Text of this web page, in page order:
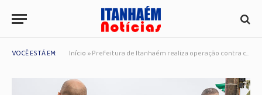
VOCÊ ESTÁ EM: Início »Prefeitura de Itanhaém realiza operação contra comércios irregulares nas praias